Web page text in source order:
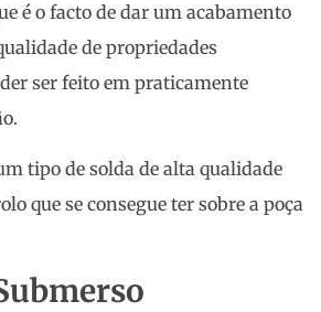
é o facto de dar um acabamento
de propriedades
ser feito em praticamente
tipo de solda de alta qualidade
que se consegue ter sobre a poça